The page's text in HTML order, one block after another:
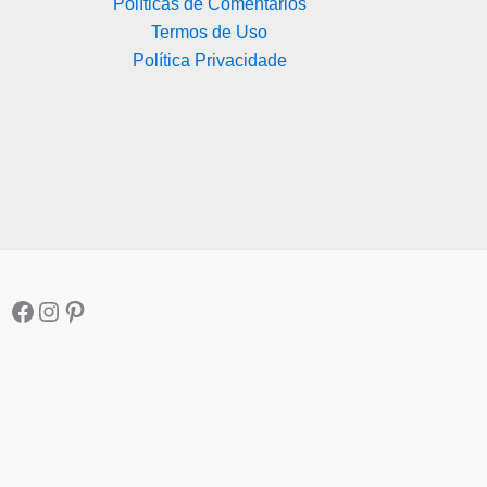
Políticas de Comentários
Termos de Uso
Política Privacidade